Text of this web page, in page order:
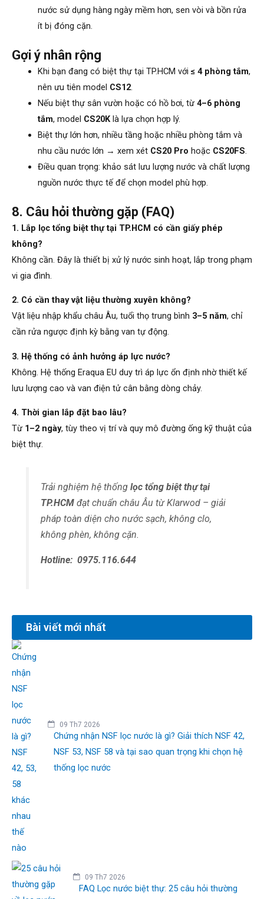
nước sử dụng hàng ngày mềm hơn, sen vòi và bồn rửa
ít bị đóng cặn.
Gợi ý nhân rộng
Khi bạn đang có biệt thự tại TP.HCM với ≤ 4 phòng tắm,
nên ưu tiên model CS12.
Nếu biệt thự sân vườn hoặc có hồ bơi, từ 4–6 phòng
tắm, model CS20Klà lựa chọn hợp lý.
Biệt thự lớn hơn, nhiều tầng hoặc nhiều phòng tắm và
nhu cầu nước lớn → xem xét CS20 Pro hoặc CS20FS.
Điều quan trọng: khảo sát lưu lượng nước và chất lượng
nguồn nước thực tế để chọn model phù hợp.
8. Câu hỏi thường gặp (FAQ)
1. Lắp lọc tổng biệt thự tại TP.HCM có cần giấy phép
không?
Không cần. Đây là thiết bị xử lý nước sinh hoạt, lắp trong phạm
vi gia đình.
2. Có cần thay vật liệu thường xuyên không?
Vật liệu nhập khẩu châu Âu, tuổi thọ trung bình 3–5 năm, chỉ
cần rửa ngược định kỳ bằng van tự động.
3. Hệ thống có ảnh hưởng áp lực nước?
Không. Hệ thống Eraqua EU duy trì áp lực ổn định nhờ thiết kế
lưu lượng cao và van điện tử cân bằng dòng chảy.
4. Thời gian lắp đặt bao lâu?
Từ 1–2 ngày, tùy theo vị trí và quy mô đường ống kỹ thuật của
biệt thự.
Trải nghiệm hệ thốnglọc tổng biệt thự tại
TP.HCM đạt chuẩn châu Âu từ Klarwod – giải
pháp toàn diện cho nước sạch, không clo,
không phèn, không cặn.
Hotline: 0975.116.644
Bài viết mới nhất
09 Th7 2026
Chứng nhận NSF lọc nước là gì? Giải thích NSF 42,
NSF 53, NSF 58 và tại sao quan trọng khi chọn hệ
thống lọc nước
09 Th7 2026
FAQ Lọc nước biệt thự: 25 câu hỏi thường